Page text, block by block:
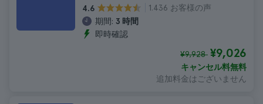
4.6
1.436 お客様の声
期間: 3 時間
即時確認
¥9,928 ¥9,026
キャンセル料無料
追加料金はございません